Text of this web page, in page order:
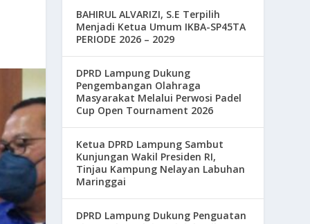
BAHIRUL ALVARIZI, S.E Terpilih
Menjadi Ketua Umum IKBA-SP45TA
PERIODE 2026 – 2029
DPRD Lampung Dukung
Pengembangan Olahraga
Masyarakat Melalui Perwosi Padel
Cup Open Tournament 2026
Ketua DPRD Lampung Sambut
Kunjungan Wakil Presiden RI,
Tinjau Kampung Nelayan Labuhan
Maringgai
DPRD Lampung Dukung Penguatan